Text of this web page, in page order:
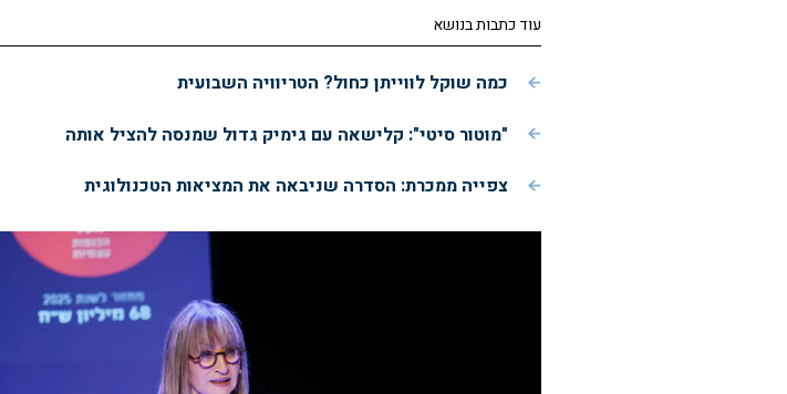
עוד כתבות בנושא
כמה שוקל לווייתן כחול? הטריוויה השבועית
"מוטור סיטי": קלישאה עם גימיק גדול שמנסה להציל אותה
צפייה ממכרת: הסדרה שניבאה את המציאות הטכנולוגית